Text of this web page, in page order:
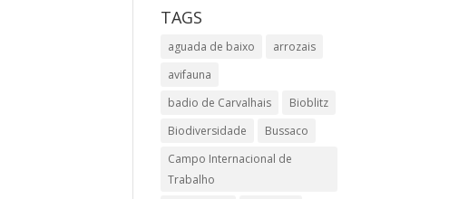
TAGS
aguada de baixo
arrozais
avifauna
badio de Carvalhais
Bioblitz
Biodiversidade
Bussaco
Campo Internacional de
Trabalho